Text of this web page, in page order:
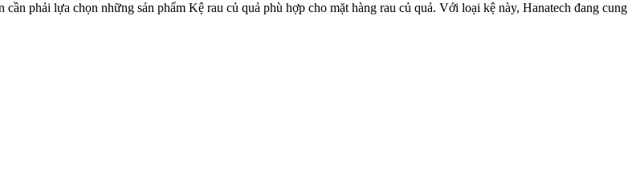
phải lựa chọn những sản phẩm Kệ rau củ quả phù hợp cho mặt hàng rau củ quả. Với loại kệ này, Hanatech đang cung